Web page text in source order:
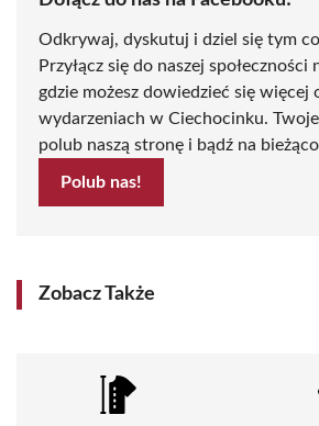
Odkrywaj, dyskutuj i dziel się tym
Przyłącz się do naszej społeczności
gdzie możesz dowiedzieć się więcej
wydarzeniach w Ciechocinku.
polub naszą stronę i bądź na
Polub nas!
Zobacz Także